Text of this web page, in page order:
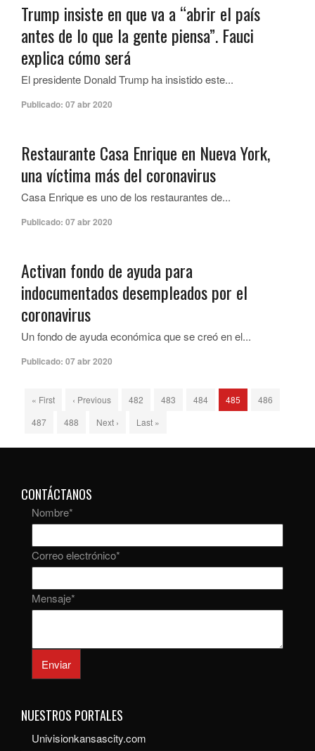
Trump insiste en que va a “abrir el país
antes de lo que la gente piensa”. Fauci
explica cómo será
El presidente Donald Trump ha insistido este...
Publicado: 07 abr 2020
Restaurante Casa Enrique en Nueva York,
una víctima más del coronavirus
Casa Enrique es uno de los restaurantes de...
Publicado: 07 abr 2020
Activan fondo de ayuda para
indocumentados desempleados por el
coronavirus
Un fondo de ayuda económica que se creó en el...
Publicado: 07 abr 2020
« First ‹ Previous 482 483 484 485
486
487
488 Next › Last »
CONTÁCTANOS
Nombre*
Correo electrónico*
Mensaje*
Enviar
NUESTROS PORTALES
Univisionkansascity.com